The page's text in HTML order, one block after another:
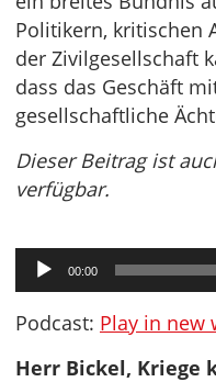
Politikern, kritischen
der Zivilgesellschaft
dass das Geschäft
gesellschaftliche
Dieser Beitrag ist
verfügbar.
Audio-
Player
00:00
Podcast: Play in new
Herr Bickel, Kriege